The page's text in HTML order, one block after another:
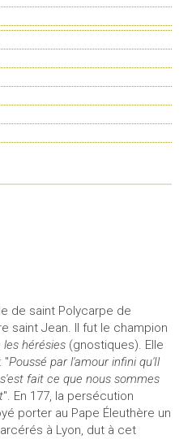
de saint Polycarpe de
saint Jean. Il fut le champion
les hérésies (gnostiques). Elle
"Poussé par l'amour infini qu'Il
fait ce que nous sommes
". En 177, la persécution
porter au Pape Éleuthère un
à Lyon, dut à cet